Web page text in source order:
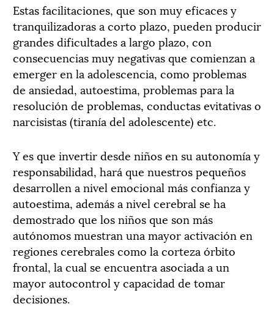
Estas facilitaciones, que son muy eficaces y
tranquilizadoras a corto plazo, pueden producir
grandes dificultades a largo plazo, con
consecuencias muy negativas que comienzan a
emerger en la adolescencia, como problemas
de ansiedad, autoestima, problemas para la
resolución de problemas, conductas evitativas o
narcisistas (tiranía del adolescente) etc.
Y es que invertir desde niños en su autonomía y
responsabilidad, hará que nuestros pequeños
desarrollen a nivel emocional más confianza y
autoestima, además a nivel cerebral se ha
demostrado que los niños que son más
autónomos muestran una mayor activación en
regiones cerebrales como la corteza órbito
frontal, la cual se encuentra asociada a un
mayor autocontrol y capacidad de tomar
decisiones.